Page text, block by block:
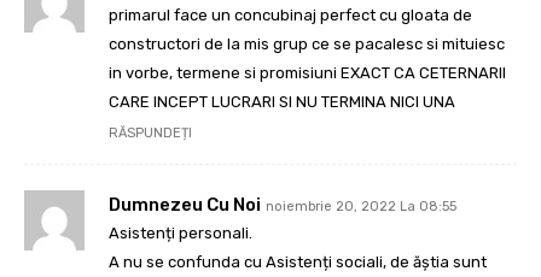
primarul face un concubinaj perfect cu gloata de
constructori de la mis grup ce se pacalesc si mituiesc
in vorbe, termene si promisiuni EXACT CA CETERNARII
CARE INCEPT LUCRARI SI NU TERMINA NICI UNA
RĂSPUNDEȚI
Dumnezeu Cu Noi noiembrie 20, 2022 La 08:55
Asistenți personali.
A nu se confunda cu Asistenți sociali, de ăștia sunt